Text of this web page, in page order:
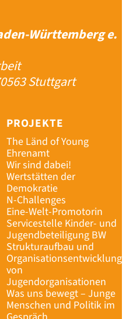
Württemberg e.
Stuttgart
PROJEKTE
The Länd of Young
Ehrenamt
Wir sind dabei!
Wertstätten der
Demokratie
N-Challenges
Eine-Welt-Promotorin
Servicestelle Kinder- und
Jugendbeteiligung BW
Strukturaufbau und
Organisationsentwicklung
von
Jugendorganisationen
Was uns bewegt – Junge
Menschen und Politik im